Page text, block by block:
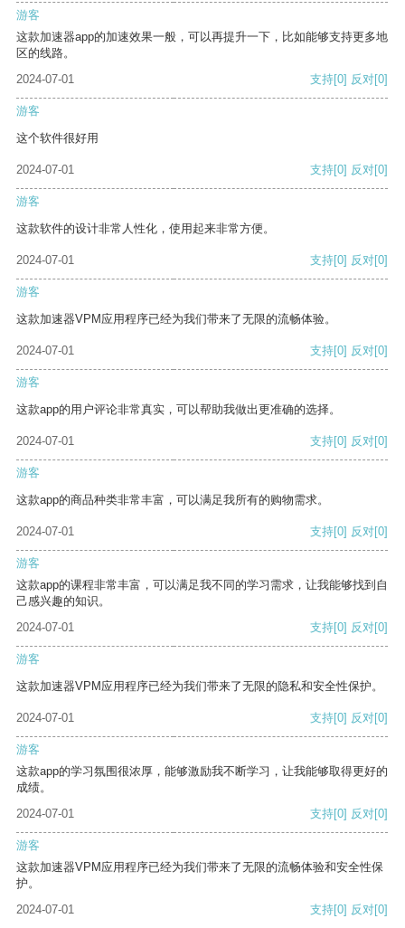
游客
这款加速器app的加速效果一般，可以再提升一下，比如能够支持更多地
区的线路。
2024-07-01
支持[0] 反对[0]
游客
这个软件很好用
2024-07-01 支持[0] 反对[0]
游客
这款软件的设计非常人性化，使用起来非常方便。
2024-07-01 支持[0] 反对[0]
游客
这款加速器VPM应用程序已经为我们带来了无限的流畅体验。
2024-07-01 支持[0] 反对[0]
游客
这款app的用户评论非常真实，可以帮助我做出更准确的选择。
2024-07-01 支持[0] 反对[0]
游客
这款app的商品种类非常丰富，可以满足我所有的购物需求。
2024-07-01 支持[0] 反对[0]
游客
这款app的课程非常丰富，可以满足我不同的学习需求，让我能够找到自
己感兴趣的知识。
2024-07-01
支持[0] 反对[0]
游客
这款加速器VPM应用程序已经为我们带来了无限的隐私和安全性保护。
2024-07-01 支持[0] 反对[0]
游客
这款app的学习氛围很浓厚，能够激励我不断学习，让我能够取得更好的
成绩。
2024-07-01
支持[0] 反对[0]
游客
这款加速器VPM应用程序已经为我们带来了无限的流畅体验和安全性保
护。
2024-07-01
支持[0] 反对[0]